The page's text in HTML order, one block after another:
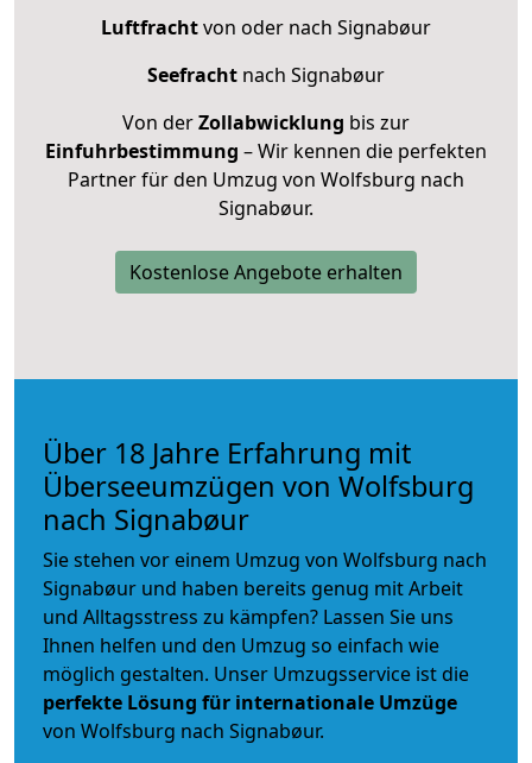
Luftfrachtvon oder nach Signabøur
Seefracht nach Signabøur
Von derZollabwicklung bis zur
Einfuhrbestimmung – Wir kennen die perfekten
Partner für den Umzug von Wolfsburg nach
Signabøur.
Kostenlose Angebote erhalten
Über 18 Jahre Erfahrung mit
Überseeumzügen von Wolfsburg
nach Signabøur
Sie stehen vor einem Umzug von Wolfsburg nach
Signabøur und haben bereits genug mit Arbeit
und Alltagsstress zu kämpfen? Lassen Sie uns
Ihnen helfen und den Umzug so einfach wie
möglich gestalten. Unser Umzugsservice ist die
perfekte Lösung für internationale Umzüge
von Wolfsburg nach Signabøur.